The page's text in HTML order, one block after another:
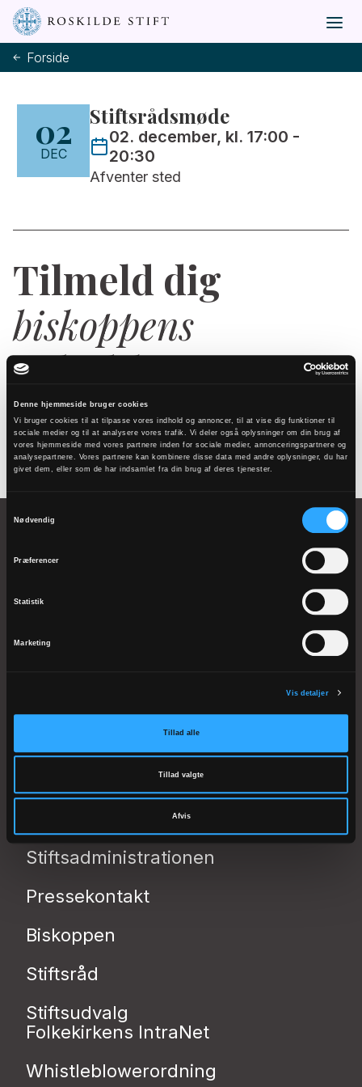
Denne hjemmeside bruger cookies
Vi bruger cookies til at tilpasse vores indhold og annoncer, til at vise dig funktioner til
sociale medier og til at analysere vores trafik. Vi deler også oplysninger om din brug af
vores hjemmeside med vores partnere inden for sociale medier, annonceringspartnere og
analysepartnere. Vores partnere kan kombinere disse data med andre oplysninger, du har
givet dem, eller som de har indsamlet fra din brug af deres tjenester.
Nødvendig
Præferencer
Statistik
Marketing
Vis detaljer
Tillad alle
Tillad valgte
Afvis
Forside
02
DEC
Stiftsrådsmøde
02. december, kl. 17:00 -
20:30
Afventer sted
Tilmeld dig
biskoppens
nyhedsbrev
Tilmeld dig her
Stændertorvet 3a
Tlf.: 4638 1920
Mandag-torsdag kl. 10-14
Stiftsadministrationen
Pressekontakt
Biskoppen
Stiftsråd
Stiftsudvalg
Folkekirkens IntraNet
Whistleblowerordning